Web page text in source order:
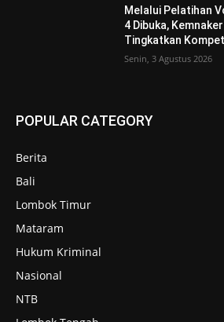
Melalui Pelatihan
4 Dibuka,
Tingkatkan
Senin, 3 Agustus 2026
POPULAR CATEGORY
Berita
Bali
Lombok Timur
Mataram
Hukum Kriminal
Nasional
NTB